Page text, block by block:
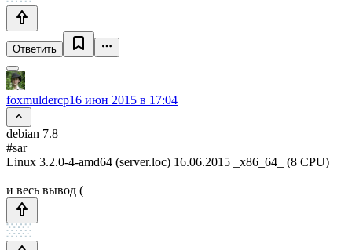
Ответить
foxmuldercp16 июн 2015 в 17:04
debian 7.8
#sar
Linux 3.2.0-4-amd64 (server.loc) 16.06.2015 _x86_64_ (8 CPU)
и весь вывод (